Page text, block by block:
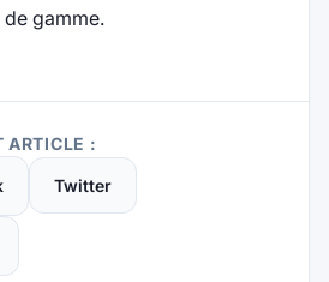
gamme.
ARTICLE :
Twitter